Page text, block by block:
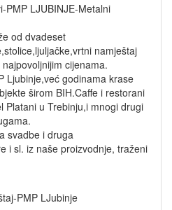
PMP LJUBINJE-Metalni
od dvadeset
namještaj
cijenama.
Ljubinje,već godinama krase
širom BIH.Caffe i restorani
Platani u Trebinju,i mnogi drugi
svadbe i druga
i sl. iz naše proizvodnje, traženi
PMP LJubinje